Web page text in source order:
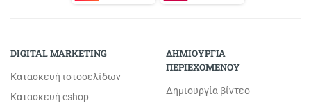
DIGITAL MARKETING
Κατασκευή ιστοσελίδων
Κατασκευή eshop
ΔΗΜΙΟΥΡΓΙΑ
ΠΕΡΙΕΧΟΜΕΝΟΥ
Δημιουργία βίντεο